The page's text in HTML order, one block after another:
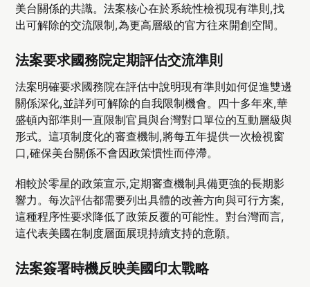
美台關係的共識。法案核心在於系統性檢視現有準則,找
出可解除的交流限制,為更高層級的官方往來開創空間。
法案要求國務院定期評估交流準則
法案明確要求國務院在評估中說明現有準則如何促進雙邊
關係深化,並詳列可解除的自我限制機會。四十多年來,華
盛頓內部準則一直限制官員與台灣對口單位的互動層級與
形式。這項制度化的審查機制,將每五年提供一次檢視窗
口,確保美台關係不會因政策慣性而停滯。
相較於零星的政策宣示,定期審查機制具備更強的長期影
響力。每次評估都需要列出具體的改善方向與可行方案,
這種程序性要求降低了政策反覆的可能性。對台灣而言,
這代表美國在制度層面展現持續支持的意願。
法案簽署時機反映美國印太戰略